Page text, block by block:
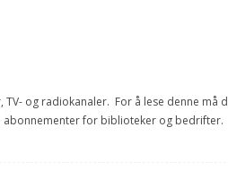
og radiokanaler. For å lese denne må
abonnementer for biblioteker og bedrifter.